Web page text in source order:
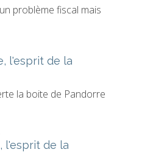
problème fiscal mais
l'esprit de la
la boite de Pandorre
l'esprit de la